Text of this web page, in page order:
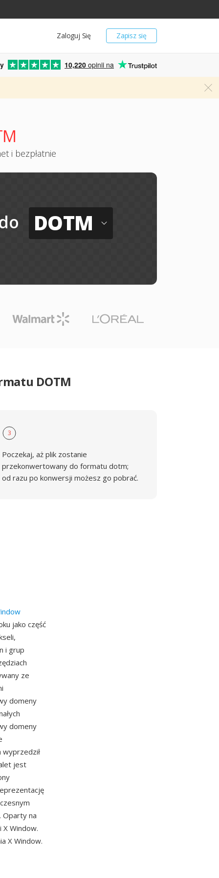
Zapisz się
Zaloguj Się
10,220 opinii na
i bezpłatnie
DOTM
DOTM
3
Poczekaj, aż plik zostanie
przekonwertowany do formatu dotm;
od razu po konwersji możesz go pobrać.
jako część
i grup
ze
domeny
domeny
wyprzedził
jest
Oparty na
Window.
X Window.